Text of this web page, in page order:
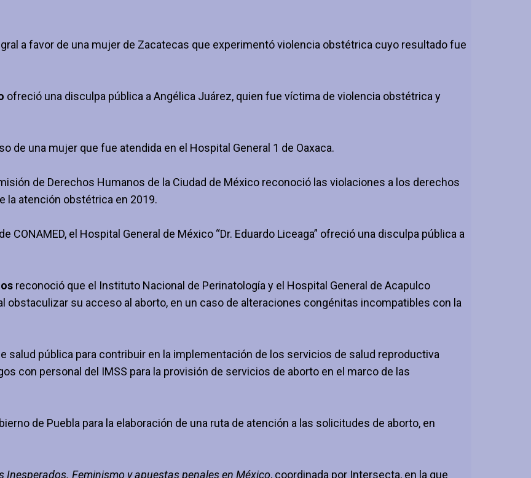
a favor de una mujer de Zacatecas que experimentó violencia obstétrica cuyo resultado fue
ofreció una disculpa pública a Angélica Juárez, quien fue víctima de violencia obstétrica y
de una mujer que fue atendida en el Hospital General 1 de Oaxaca.
de Derechos Humanos de la Ciudad de México reconoció las violaciones a los derechos
la atención obstétrica en 2019.
CONAMED, el Hospital General de México “Dr. Eduardo Liceaga” ofreció una disculpa pública a
reconoció que el Instituto Nacional de Perinatología y el Hospital General de Acapulco
obstaculizar su acceso al aborto, en un caso de alteraciones congénitas incompatibles con la
salud pública para contribuir en la implementación de los servicios de salud reproductiva
con personal del IMSS para la provisión de servicios de aborto en el marco de las
de Puebla para la elaboración de una ruta de atención a las solicitudes de aborto, en
Inesperados. Feminismo y apuestas penales en México, coordinada por Intersecta, en la que